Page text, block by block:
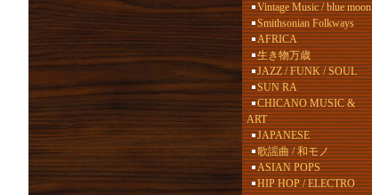
Vintage Music / blue moon
Smithsonian Folkways
AFRICA
生き物万歳
JAZZ / FUNK / SOUL
SUN RA
CHICANO MUSIC &
ART
JAPANESE
歌謡曲 / 和モノ
ASIAN POPS
HIP HOP / ELECTRO